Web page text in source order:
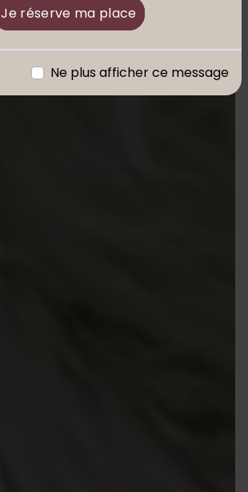
Je réserve ma place
Ne plus afficher ce message